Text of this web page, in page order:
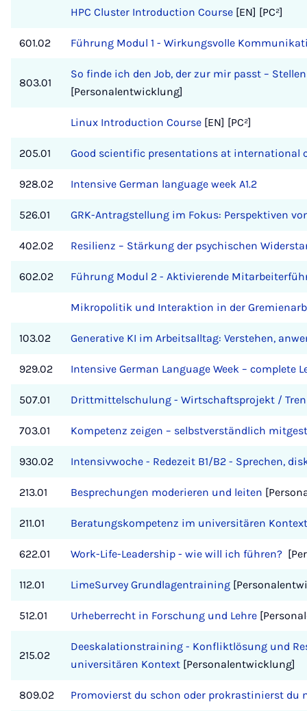
HPC Cluster Introduction Course [EN] [PC²]
601.02 Führung Modul 1 - Wirkungsvolle
803.01
So finde ich den Job, der zur mir passt –
[Personalentwicklung]
Linux Introduction Course [EN] [PC²]
205.01 Good scientific presentations at international
928.02 Intensive German language week A1.2
526.01 GRK-Antragstellung im Fokus: Perspektiven
402.02 Resilienz – Stärkung der psychischen
602.02 Führung Modul 2 - Aktivierende
Mikropolitik und Interaktion in der
103.02 Generative KI im Arbeitsalltag: Verstehen,
929.02 Intensive German Language Week – complete
507.01 Drittmittelschulung - Wirtschaftsprojekt /
703.01 Kompetenz zeigen – selbstverständlich
930.02 Intensivwoche - Redezeit B1/B2 - Sprechen,
213.01 Besprechungen moderieren und leiten
211.01 Beratungskompetenz im universitären Kontext
622.01 Work-Life-Leadership - wie will ich führen?
112.01 LimeSurvey Grundlagentraining
512.01 Urheberrecht in Forschung und Lehre
215.02
Deeskalationstraining - Konfliktlösung und
universitären Kontext [Personalentwicklung]
809.02 Promovierst du schon oder prokrastinierst du